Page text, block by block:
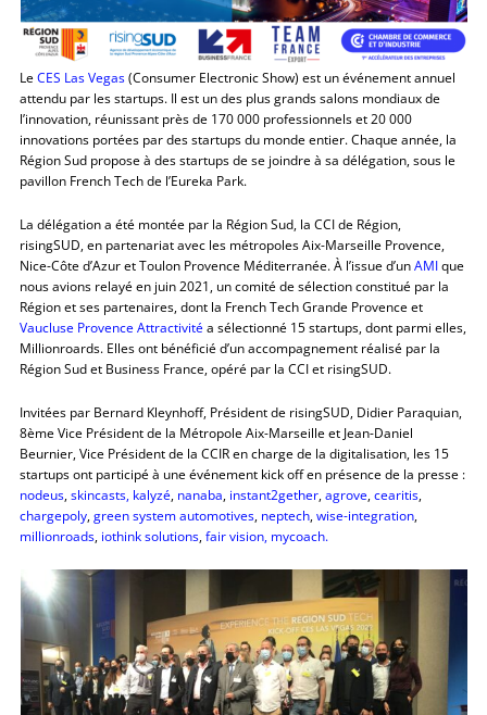
LeCES Las Vegas(Consumer Electronic Show) est un événement annuel
attendu par les startups. Il est un des plus grands salons mondiaux de
l’innovation, réunissant près de 170 000 professionnels et 20 000
innovations portées par des startups du monde entier. Chaque année, la
Région Sud propose à des startups de se joindre à sa délégation, sous le
pavillon French Tech de l’Eureka Park.
La délégation a été montée par la Région Sud, la CCI de Région,
risingSUD, en partenariat avec les métropoles Aix-Marseille Provence,
Nice-Côte d’Azur et Toulon Provence Méditerranée. À l’issue d’unAMIque
nous avions relayé en juin 2021, un comité de sélection constitué par la
Région et ses partenaires, dont la French Tech Grande Provence et
Vaucluse Provence Attractivitéa sélectionné 15 startups, dont parmi elles,
Millionroards. Elles ont bénéficié d’un accompagnement réalisé par la
Région Sud et Business France, opéré par la CCI et risingSUD.
Invitées par Bernard Kleynhoff, Président de risingSUD, Didier Paraquian,
8ème Vice Président de la Métropole Aix-Marseille et Jean-Daniel
Beurnier, Vice Président de la CCIR en charge de la digitalisation, les 15
startups ont participé à une événement kick off en présence de la presse :
nodeus ,skincasts, kalyzé nanaba instant2gether ,agrove ,cearitis
chargepoly ,green system automotives neptech ,wise-integration
millionroads iothink solutions ,fair vision, mycoach.